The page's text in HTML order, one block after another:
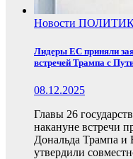
Новости
Лидеры ЕС приняли
встречей Трампа с
08.12.2025
Главы 26
накануне встречи
Дональда Трампа и
утвердили